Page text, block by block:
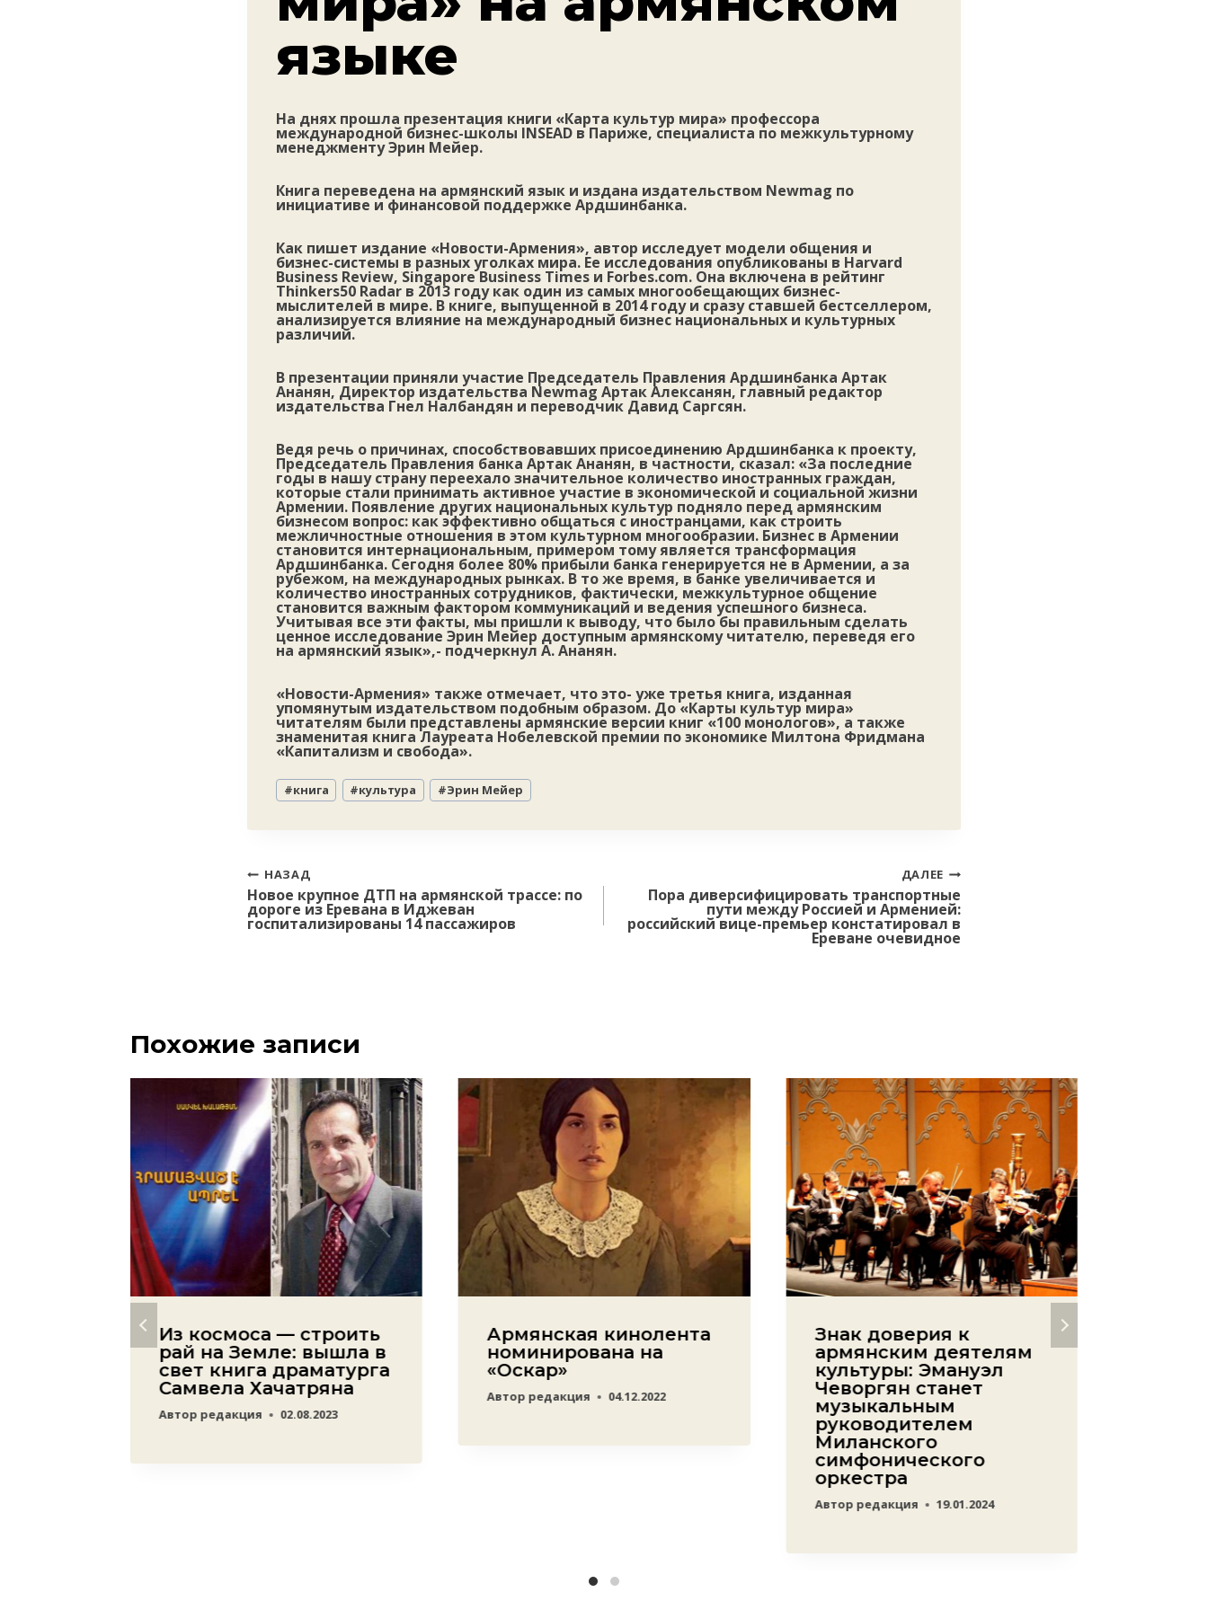
языке
На днях прошла презентация книги «Карта культур мира» профессора
международной бизнес-школы INSEAD в Париже, специалиста по межкультурному
менеджменту Эрин Мейер.
Книга переведена на армянский язык и издана издательством Newmag по
инициативе и финансовой поддержке Ардшинбанка.
Как пишет издание «Новости-Армения», автор исследует модели общения и
бизнес-системы в разных уголках мира. Ее исследования опубликованы в Harvard
Business Review, Singapore Business Times и Forbes.com. Она включена в рейтинг
Thinkers50 Radar в 2013 году как один из самых многообещающих бизнес-
мыслителей в мире. В книге, выпущенной в 2014 году и сразу ставшей бестселлером,
анализируется влияние на международный бизнес национальных и культурных
различий.
В презентации приняли участие Председатель Правления Ардшинбанка Артак
Ананян, Директор издательства Newmag Артак Алексанян, главный редактор
издательства Гнел Налбандян и переводчик Давид Саргсян.
Ведя речь о причинах, способствовавших присоединению Ардшинбанка к проекту,
Председатель Правления банка Артак Ананян, в частности, сказал: «За последние
годы в нашу страну переехало значительное количество иностранных граждан,
которые стали принимать активное участие в экономической и социальной жизни
Армении. Появление других национальных культур подняло перед армянским
бизнесом вопрос: как эффективно общаться с иностранцами, как строить
межличностные отношения в этом культурном многообразии. Бизнес в Армении
становится интернациональным, примером тому является трансформация
Ардшинбанка. Сегодня более 80% прибыли банка генерируется не в Армении, а за
рубежом, на международных рынках. В то же время, в банке увеличивается и
количество иностранных сотрудников, фактически, межкультурное общение
становится важным фактором коммуникаций и ведения успешного бизнеса.
Учитывая все эти факты, мы пришли к выводу, что было бы правильным сделать
ценное исследование Эрин Мейер доступным армянскому читателю, переведя его
на армянский язык»,- подчеркнул А. Ананян.
«Новости-Армения» также отмечает, что это- уже третья книга, изданная
упомянутым издательством подобным образом. До «Карты культур мира»
читателям были представлены армянские версии книг «100 монологoв», а также
знаменитая книга Лауреата Нобелевской премии по экономике Милтона Фридмана
«Капитализм и свобода».
Метки
записи:
#книга #культура #Эрин Мейер
Навигация
по
записям
НАЗАД
Новое крупное ДТП на армянской трассе: по
дороге из Еревана в Иджеван
госпитализированы 14 пассажиров
ДАЛЕЕ
Пора диверсифицировать транспортные
пути между Россией и Арменией:
российский вице-премьер констатировал в
Ереване очевидное
Похожие записи
Из космоса — строить
рай на Земле: вышла в
свет книга драматурга
Самвела Хачатряна
Автор редакция 02.08.2023
Армянская кинолента
номинирована на
«Оскар»
Автор редакция 04.12.2022
Знак доверия к
армянским деятелям
культуры: Эмануэл
Чеворгян станет
музыкальным
руководителем
Миланского
симфонического
оркестра
Автор редакция 19.01.2024